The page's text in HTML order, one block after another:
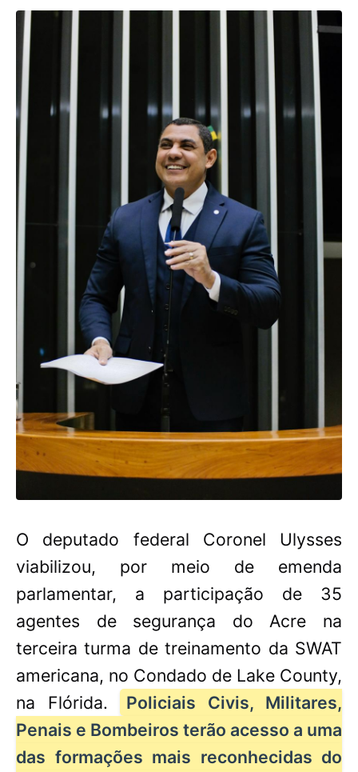
O deputado federal Coronel Ulysses
viabilizou, por meio de emenda
parlamentar, a participação de 35
agentes de segurança do Acre na
terceira turma de treinamento da SWAT
americana, no Condado de Lake County,
na Flórida.
Policiais Civis, Militares,
Penais e Bombeiros terão acesso a uma
das formações mais reconhecidas do